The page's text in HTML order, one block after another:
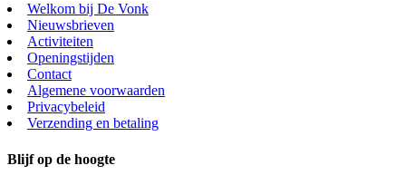
Welkom bij De Vonk
Nieuwsbrieven
Activiteiten
Openingstijden
Contact
Algemene voorwaarden
Privacybeleid
Verzending en betaling
Blijf op de hoogte